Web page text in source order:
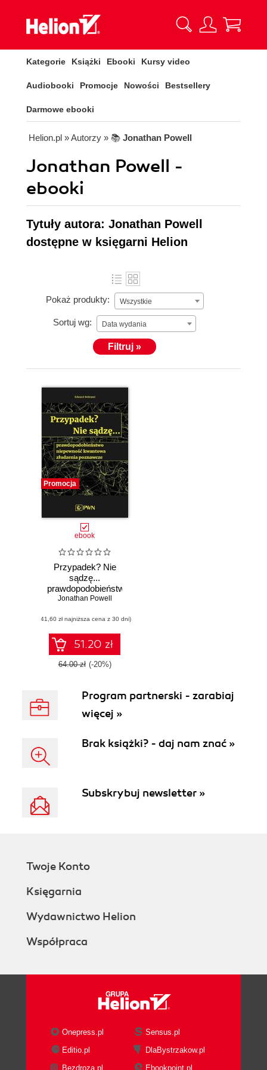
Kategorie Książki Ebooki Kursy video
Audiobooki Promocje Nowości Bestsellery
Darmowe ebooki
Helion.pl » Autorzy » 📚 Jonathan Powell
Jonathan Powell -
ebooki
Tytuły autora: Jonathan Powell
dostępne w księgarni Helion
Pokaż produkty: Wszystkie
Sortuj wg: Data wydania
Filtruj »
Promocja
ebook
Przypadek? Nie
sądzę...
prawdopodobieństwo,
niepewność
złudzenia
poznawcze
Jonathan Powell
(41,60 zł najniższa cena z 30 dni)
51.20 zł
64.00 zł (-20%)
Program partnerski - zarabiaj
więcej »
Brak książki? - daj nam znać »
Subskrybuj newsletter »
Twoje Konto
Księgarnia
Wydawnictwo Helion
Współpraca
Onepress.pl
Sensus.pl
Editio.pl
DlaBystrzakow.pl
Bezdroza.pl
Ebookpoint.pl